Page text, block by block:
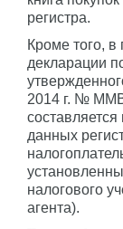
регистра.
Кроме того,
декларации
2014 г. №
данных
налогового
агента).